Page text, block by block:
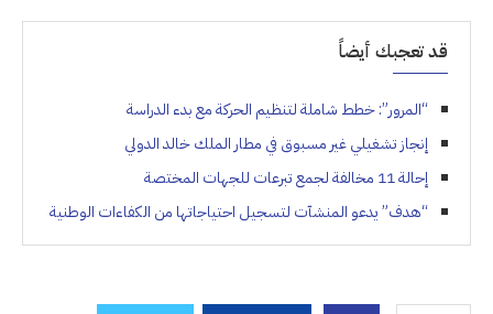
قد تعجبك أيضاً
“المرور”: خطط شاملة لتنظيم الحركة مع بدء الدراسة
إنجاز تشغيلي غير مسبوق في مطار الملك خالد الدولي
إحالة 11 مخالفة لجمع تبرعات للجهات المختصة
“هدف” يدعو المنشآت لتسجيل احتياجاتها من الكفاءات الوطنية